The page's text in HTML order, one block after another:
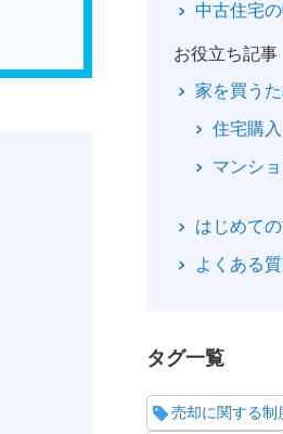
中古住宅
お役立ち記事
家を買う
住宅購入
マンシ
はじめて
よくある
タグ一覧
売却に関する制